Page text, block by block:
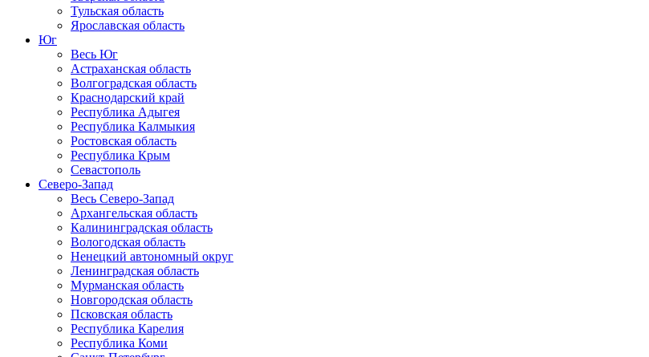
Тульская область
Ярославская область
Юг
Весь Юг
Астраханская область
Волгоградская область
Краснодарский край
Республика Адыгея
Республика Калмыкия
Ростовская область
Республика Крым
Севастополь
Северо-Запад
Весь Северо-Запад
Архангельская область
Калининградская область
Вологодская область
Ненецкий автономный округ
Ленинградская область
Мурманская область
Новгородская область
Псковская область
Республика Карелия
Республика Коми